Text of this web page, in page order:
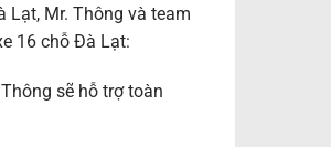
Lạt, Mr. Thông và team
16 chỗ Đà Lạt:
Thông sẽ hỗ trợ toàn